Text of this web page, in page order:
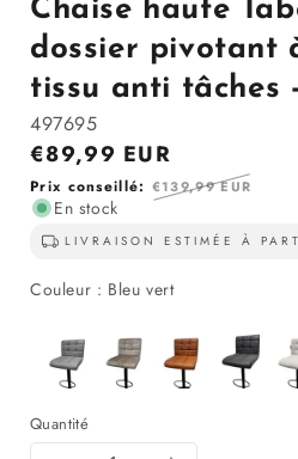
la
modale
Chaise haute
dossier pivotant
tissu anti tâches
497695
Prix
en
solde
€89,99 EUR
Prix
régulier
Prix conseillé: €139,99 EUR
En stock
LIVRAISON ESTIMÉE À
Couleur : Bleu vertCouleur
Quantité